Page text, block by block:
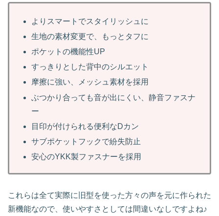
よりスマートでスタイリッシュに
生地の素材変更で、もっとタフに
ポケットの機能性UP
すっきりとした背中のシルエット
摩擦に強い、メッシュ素材を採用
ぶつかり合っても音が出にくい、静音ファスナ
ー
目印が付けられる便利なDカン
サブポケットフックで紛失防止
安心のYKK製ファスナーを採用
これらは全て実際に旧型を使った方々の声を元に作られた
新機能なので、使いやすさとしては間違いなしですよね♪